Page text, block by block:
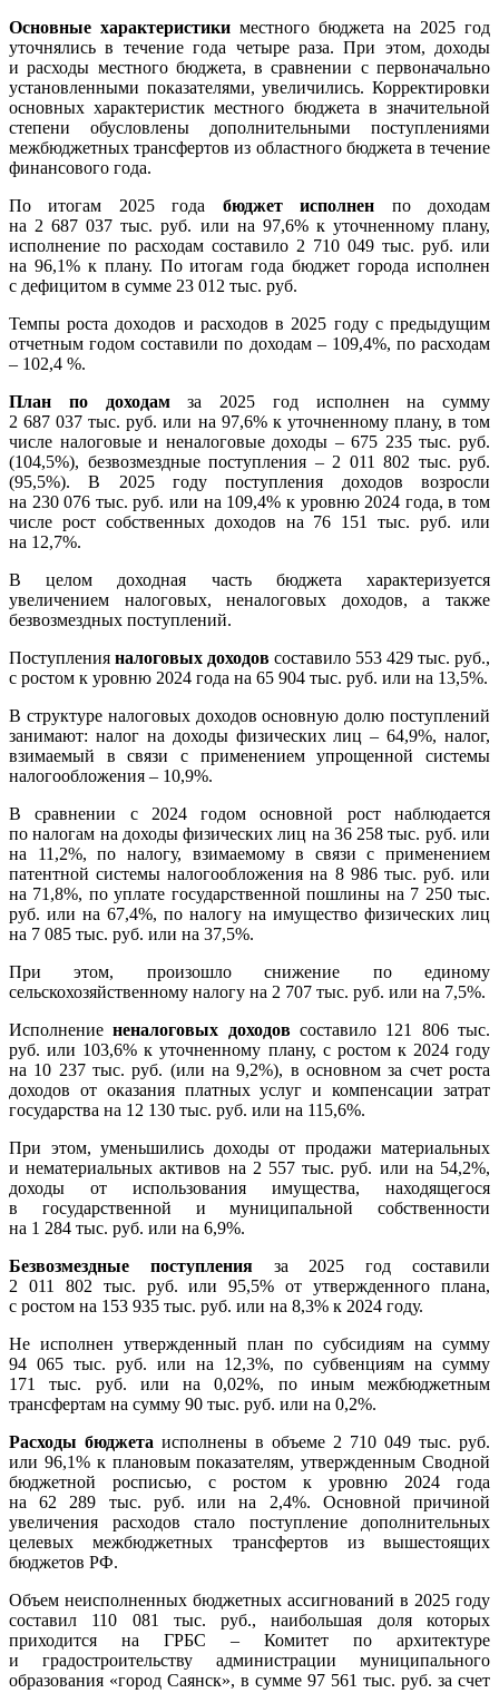
Основные характеристики местного бюджета на 2025 год
уточнялись в течение года четыре раза. При этом, доходы
и расходы местного бюджета, в сравнении с первоначально
установленными показателями, увеличились. Корректировки
основных характеристик местного бюджета в значительной
степени обусловлены дополнительными поступлениями
межбюджетных трансфертов из областного бюджета в течение
финансового года.
По итогам 2025 года бюджет исполнен по доходам
на 2 687 037 тыс. руб. или на 97,6% к уточненному плану,
исполнение по расходам составило 2 710 049 тыс. руб. или
на 96,1% к плану. По итогам года бюджет города исполнен
с дефицитом в сумме 23 012 тыс. руб.
Темпы роста доходов и расходов в 2025 году с предыдущим
отчетным годом составили по доходам – 109,4%, по расходам
– 102,4 %.
План по доходамза 2025 год исполнен на сумму
2 687 037 тыс. руб. или на 97,6% к уточненному плану, в том
числе налоговые и неналоговые доходы – 675 235 тыс. руб.
(104,5%), безвозмездные поступления – 2 011 802 тыс. руб.
(95,5%). В 2025 году поступления доходов возросли
на 230 076 тыс. руб. или на 109,4% к уровню 2024 года, в том
числе рост собственных доходов на 76 151 тыс. руб. или
на 12,7%.
В целом доходная часть бюджета характеризуется
увеличением налоговых, неналоговых доходов, а также
безвозмездных поступлений.
Поступления налоговых доходов составило 553 429 тыс. руб.,
с ростом к уровню 2024 года на 65 904 тыс. руб. или на 13,5%.
В структуре налоговых доходов основную долю поступлений
занимают: налог на доходы физических лиц – 64,9%, налог,
взимаемый в связи с применением упрощенной системы
налогообложения – 10,9%.
В сравнении с 2024 годом основной рост наблюдается
по налогам на доходы физических лиц на 36 258 тыс. руб. или
на 11,2%, по налогу, взимаемому в связи с применением
патентной системы налогообложения на 8 986 тыс. руб. или
на 71,8%, по уплате государственной пошлины на 7 250 тыс.
руб. или на 67,4%, по налогу на имущество физических лиц
на 7 085 тыс. руб. или на 37,5%.
При этом, произошло снижение по единому
сельскохозяйственному налогу на 2 707 тыс. руб. или на 7,5%.
Исполнениененалоговых доходовсоставило 121 806 тыс.
руб. или 103,6% к уточненному плану, с ростом к 2024 году
на 10 237 тыс. руб. (или на 9,2%), в основном за счет роста
доходов от оказания платных услуг и компенсации затрат
государства на 12 130 тыс. руб. или на 115,6%.
При этом, уменьшились доходы от продажи материальных
и нематериальных активов на 2 557 тыс. руб. или на 54,2%,
доходы от использования имущества, находящегося
в государственной и муниципальной собственности
на 1 284 тыс. руб. или на 6,9%.
Безвозмездные поступленияза 2025 год составили
2 011 802 тыс. руб. или 95,5% от утвержденного плана,
с ростом на 153 935 тыс. руб. или на 8,3% к 2024 году.
Не исполнен утвержденный план по субсидиям на сумму
94 065 тыс. руб. или на 12,3%, по субвенциям на сумму
171 тыс. руб. или на 0,02%, по иным межбюджетным
трансфертам на сумму 90 тыс. руб. или на 0,2%.
Расходы бюджета исполнены в объеме 2 710 049 тыс. руб.
или 96,1% к плановым показателям, утвержденным Сводной
бюджетной росписью, с ростом к уровню 2024 года
на 62 289 тыс. руб. или на 2,4%. Основной причиной
увеличения расходов стало поступление дополнительных
целевых межбюджетных трансфертов из вышестоящих
бюджетов РФ.
Объем неисполненных бюджетных ассигнований в 2025 году
составил 110 081 тыс. руб., наибольшая доля которых
приходится на ГРБС – Комитет по архитектуре
и градостроительству администрации муниципального
образования «город Саянск», в сумме 97 561 тыс. руб. за счет